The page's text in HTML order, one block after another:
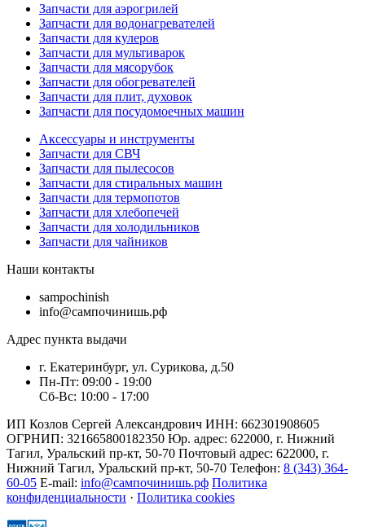
Запчасти для аэрогрилей
Запчасти для водонагревателей
Запчасти для кулеров
Запчасти для мультиварок
Запчасти для мясорубок
Запчасти для обогревателей
Запчасти для плит, духовок
Запчасти для посудомоечных машин
Аксессуары и инструменты
Запчасти для СВЧ
Запчасти для пылесосов
Запчасти для стиральных машин
Запчасти для термопотов
Запчасти для хлебопечей
Запчасти для холодильников
Запчасти для чайников
Наши контакты
sampochinish
info@сампочинишь.рф
Адрес пункта выдачи
г. Екатеринбург, ул. Сурикова, д.50
Пн-Пт: 09:00 - 19:00
Сб-Вс: 10:00 - 17:00
ИП Козлов Сергей Александрович ИНН: 662301908605
ОГРНИП: 321665800182350 Юр. адрес: 622000, г. Нижний
Тагил, Уральский пр-кт, 50-70 Почтовый адрес: 622000, г.
Нижний Тагил, Уральский пр-кт, 50-70 Телефон: 8 (343) 364-
60-05 E-mail: info@сампочинишь.рф Политика
конфиденциальности · Политика cookies